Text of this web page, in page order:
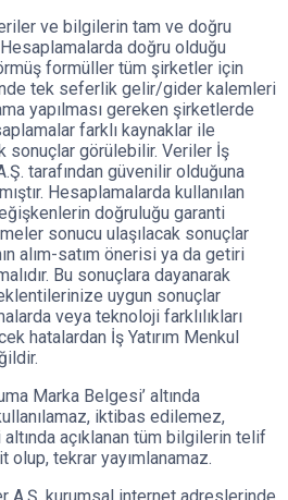
ve bilgilerin tam ve doğru
doğru olduğu
formüller tüm şirketler için
tek seferlik gelir/gider kalemleri
yapılması gereken şirketlerde
farklı kaynaklar ile
sonuçlar görülebilir. Veriler İş
tarafından güvenilir olduğuna
Hesaplamalarda kullanılan
doğruluğu garanti
sonucu ulaşılacak sonuçlar
alım-satım önerisi ya da getiri
Bu sonuçlara dayanarak
uygun sonuçlar
veya teknoloji farklılıkları
hatalardan İş Yatırım Menkul
Marka Belgesi’ altında
iktibas edilemez,
açıklanan tüm bilgilerin telif
olup, tekrar yayımlanamaz.